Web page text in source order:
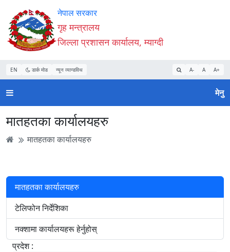
Accessibility
Mode
सुरु
गर्नुहोस्
सामाग्री
पढ्नुहाेस्
नेभिगेसन
पढ्नुहाेस्
वेबसाइट
खोजमा
जानुहोस्
नेपाल सरकार
गृह मन्त्रालय
जिल्ला प्रशासन कार्यालय, म्याग्दी
EN डार्क मोड न्यून व्यान्डविथ A- A A+
मेनु
मातहतका कार्यालयहरु
मातहतका कार्यालयहरु
मातहतका कार्यालयहरु
टेलिफोन निर्देशिका
नक्शामा कार्यालयहरू हेर्नुहोस्
प्रदेश :